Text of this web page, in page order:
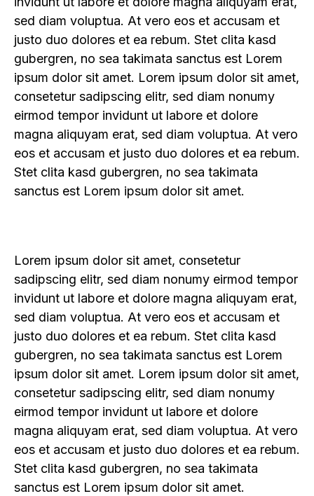
sed diam voluptua. At vero eos et accusam et
justo duo dolores et ea rebum. Stet clita kasd
gubergren, no sea takimata sanctus est Lorem
ipsum dolor sit amet. Lorem ipsum dolor sit amet,
consetetur sadipscing elitr, sed diam nonumy
eirmod tempor invidunt ut labore et dolore
magna aliquyam erat, sed diam voluptua. At vero
eos et accusam et justo duo dolores et ea rebum.
Stet clita kasd gubergren, no sea takimata
sanctus est Lorem ipsum dolor sit amet.
Lorem ipsum dolor sit amet, consetetur
sadipscing elitr, sed diam nonumy eirmod tempor
invidunt ut labore et dolore magna aliquyam erat,
sed diam voluptua. At vero eos et accusam et
justo duo dolores et ea rebum. Stet clita kasd
gubergren, no sea takimata sanctus est Lorem
ipsum dolor sit amet. Lorem ipsum dolor sit amet,
consetetur sadipscing elitr, sed diam nonumy
eirmod tempor invidunt ut labore et dolore
magna aliquyam erat, sed diam voluptua. At vero
eos et accusam et justo duo dolores et ea rebum.
Stet clita kasd gubergren, no sea takimata
sanctus est Lorem ipsum dolor sit amet.